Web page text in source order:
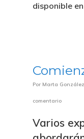
disponible
Por Marta González
comentario
Varios